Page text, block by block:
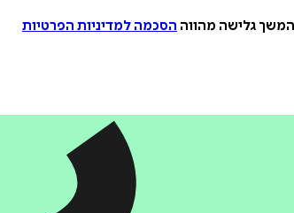
המשך גלישה מהווה הסכמה למדיניות הפרטיות